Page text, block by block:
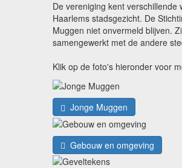
De vereniging kent
Haarlems stadsgezicht. De
Muggen niet onvermeld blijven.
samengewerkt met de andere
Klik op de foto's hieronder voor
Jonge Muggen
Gebouw en omgeving